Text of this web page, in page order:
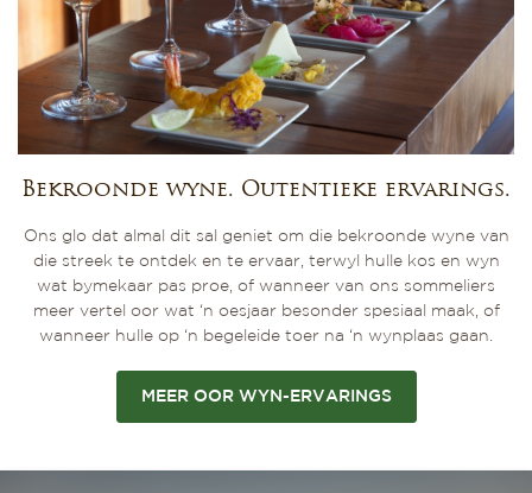
Bekroonde wyne. Outentieke ervarings.
Ons glo dat almal dit sal geniet om die bekroonde wyne van
die streek te ontdek en te ervaar, terwyl hulle kos en wyn
wat bymekaar pas proe, of wanneer van ons sommeliers
meer vertel oor wat ‘n oesjaar besonder spesiaal maak, of
wanneer hulle op ‘n begeleide toer na ‘n wynplaas gaan.
MEER OOR WYN-ERVARINGS